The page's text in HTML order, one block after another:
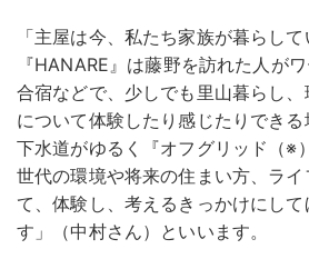
「主屋は今、私たち家族が暮らして
『HANARE』は藤野を訪れた人が
合宿などで、少しでも里山暮らし
について体験したり感じたりでき
下水道がゆるく『オフグリッド（※
世代の環境や将来の住まい方、ラ
て、体験し、考えるきっかけにして
す」（中村さん）といいます。